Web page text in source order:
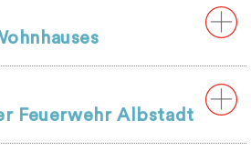
Feuerwehr Albstadt